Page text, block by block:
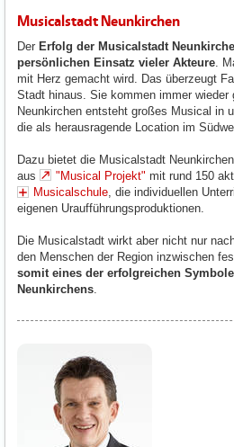
Musicalstadt Neunkirchen
Der Erfolg der Musicalstadt
persönlichen Einsatz vieler Akteure .
mit Herz gemacht wird. Das überzeugt
Stadt hinaus. Sie kommen immer wieder
Neunkirchen entsteht großes Musical in
die als herausragende Location im
Dazu bietet die Musicalstadt
aus
"Musical Projekt" mit rund 150
Musicalschule , die individuellen
eigenen Uraufführungsproduktionen.
Die Musicalstadt wirkt aber nicht nur
den Menschen der Region inzwischen
somit eines der erfolgreichen
Neunkirchens